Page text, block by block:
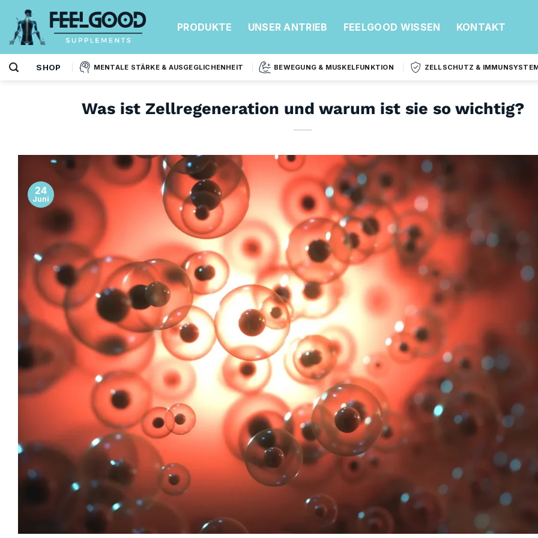
Inhalt
springen
PRODUKTE UNSER ANTRIEB FEELGOOD WISSEN KONTAKT
SHOP MENTALE STÄRKE & AUSGEGLICHENHEIT BEWEGUNG & MUSKELFUNKTION ZELLSCHUTZ &
Was ist Zellregeneration und warum ist sie so wichtig?
24
Juni